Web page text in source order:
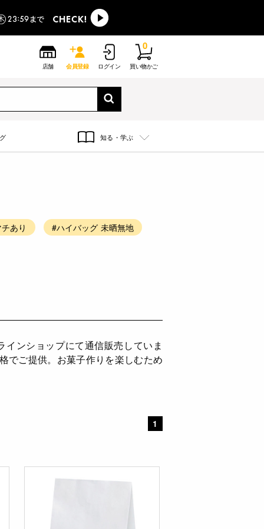
店舗 会員登録 ログイン 買い物かご
0
知る・学ぶ
あり #ハイバッグ 未晒無地
ンショップにて通信販売していま
でご提供。お菓子作りを楽しむため
1